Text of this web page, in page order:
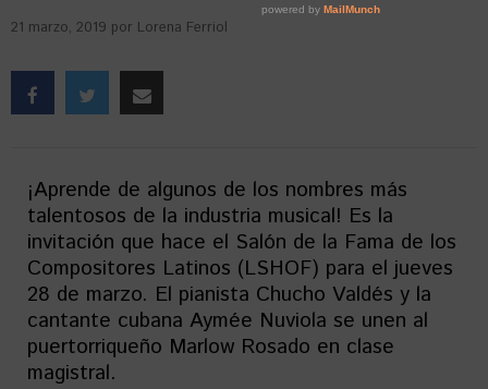
21 marzo, 2019 por Lorena Ferriol
¡Aprende de algunos de los nombres más
talentosos de la industria musical! Es la
invitación que hace el Salón de la Fama de los
Compositores Latinos (LSHOF) para el jueves
28 de marzo. El pianista Chucho Valdés y la
cantante cubana Aymée Nuviola se unen al
puertorriqueño Marlow Rosado en clase
magistral.